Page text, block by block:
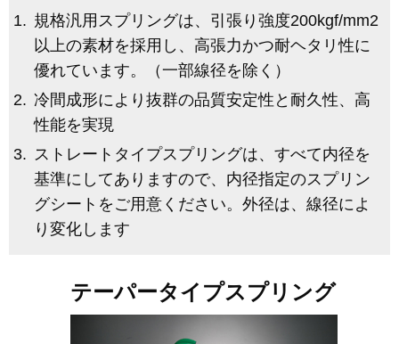
規格汎用スプリングは、引張り強度200kgf/mm2
以上の素材を採用し、高張力かつ耐ヘタリ性に
優れています。（一部線径を除く）
冷間成形により抜群の品質安定性と耐久性、高
性能を実現
ストレートタイプスプリングは、すべて内径を
基準にしてありますので、内径指定のスプリン
グシートをご用意ください。外径は、線径によ
り変化します
テーパータイプスプリング